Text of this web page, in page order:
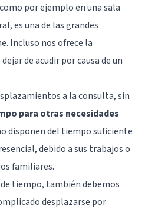
por ejemplo en una sala
es una de las grandes
Incluso nos ofrece la
de acudir por causa de un
a la consulta, sin
para otras necesidades
disponen del tiempo suficiente
debido a sus trabajos o
familiares.
de tiempo, también debemos
desplazarse por